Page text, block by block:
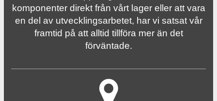
komponenter direkt från vårt lager eller att vara
en del av utvecklingsarbetet, har vi satsat vår
framtid på att alltid tillföra mer än det
förväntade.